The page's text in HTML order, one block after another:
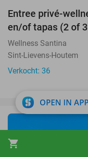
shopping_cart
Entree privé-
en/of tapas (2 of
Wellness Santina
Sint-Lievens-Houtem
Verkocht: 36
Win gratis
OPEN IN APP